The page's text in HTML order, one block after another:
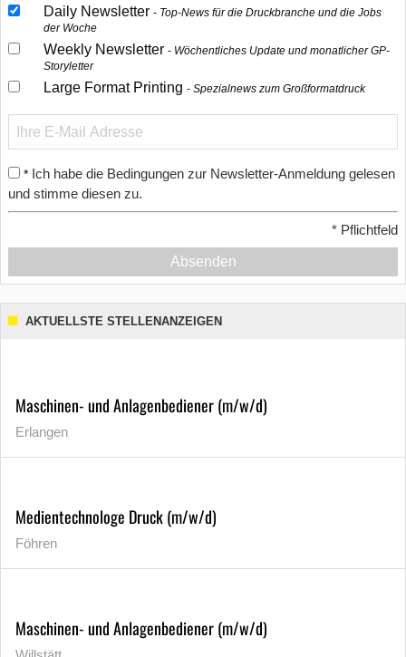
Daily Newsletter
Top-News für die Druckbranche und die Jobs
der Woche
Weekly Newsletter
Wöchentliches Update und monatlicher GP-
Storyletter
Large Format Printing Spezialnews zum Großformatdruck
* Ich habe die Bedingungen zur Newsletter-Anmeldung gelesen
und stimme diesen zu.
* Pflichtfeld
Absenden
AKTUELLSTE STELLENANZEIGEN
Maschinen- und Anlagenbediener (m/w/d)
Erlangen
Medientechnologe Druck (m/w/d)
Föhren
Maschinen- und Anlagenbediener (m/w/d)